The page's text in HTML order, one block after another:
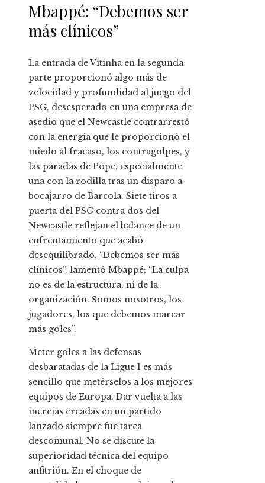
Mbappé: “Debemos ser
más clínicos”
La entrada de Vitinha en la segunda
parte proporcionó algo más de
velocidad y profundidad al juego del
PSG, desesperado en una empresa de
asedio que el Newcastle contrarrestó
con la energía que le proporcionó el
miedo al fracaso, los contragolpes, y
las paradas de Pope, especialmente
una con la rodilla tras un disparo a
bocajarro de Barcola. Siete tiros a
puerta del PSG contra dos del
Newcastle reflejan el balance de un
enfrentamiento que acabó
desequilibrado. “Debemos ser más
clínicos”, lamentó Mbappé; “La culpa
no es de la estructura, ni de la
organización. Somos nosotros, los
jugadores, los que debemos marcar
más goles”.
Meter goles a las defensas
desbaratadas de la Ligue 1 es más
sencillo que metérselos a los mejores
equipos de Europa. Dar vuelta a las
inercias creadas en un partido
lanzado siempre fue tarea
descomunal. No se discute la
superioridad técnica del equipo
anfitrión. En el choque de